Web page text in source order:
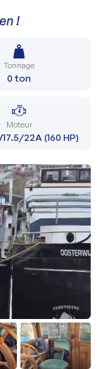
!
Tonnage
0 ton
Moteur
22A (160 HP)